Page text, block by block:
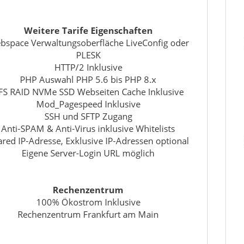
Weitere Tarife Eigenschaften
Verwaltungsoberfläche LiveConfig oder
PLESK
HTTP/2 Inklusive
PHP Auswahl PHP 5.6 bis PHP 8.x
RAID NVMe SSD Webseiten Cache Inklusive
Mod_Pagespeed Inklusive
SSH und SFTP Zugang
Anti-SPAM & Anti-Virus inklusive Whitelists
IP-Adresse, Exklusive IP-Adressen optional
Eigene Server-Login URL möglich
Rechenzentrum
100% Ökostrom Inklusive
Rechenzentrum Frankfurt am Main